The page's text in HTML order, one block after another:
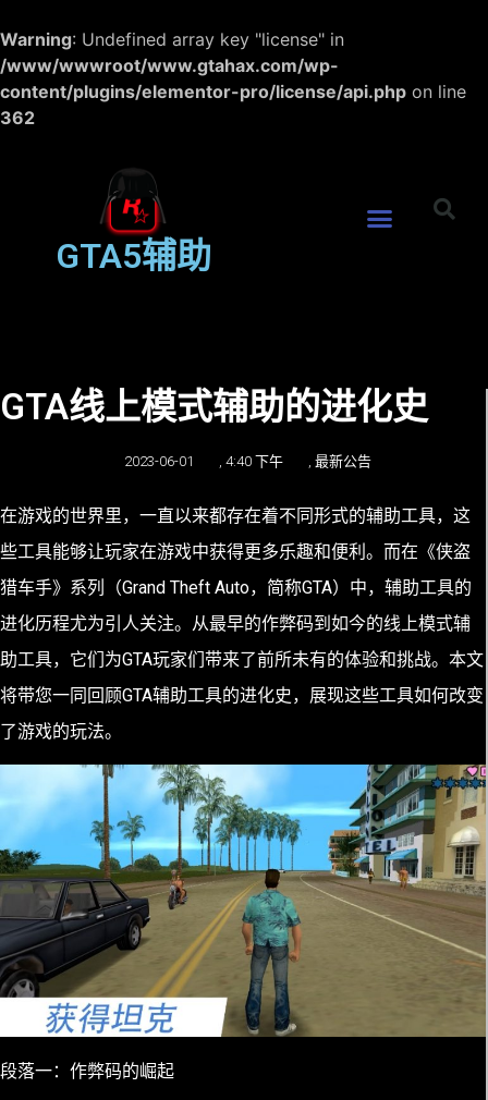
Warning: Undefined array key "license" in
/www/wwwroot/www.gtahax.com/wp-
content/plugins/elementor-pro/license/api.php on line
362
GTA5辅助
GTA线上模式辅助的进化史
2023-06-01 4:40 下午 最新公告
在游戏的世界里，一直以来都存在着不同形式的辅助工具，这
些工具能够让玩家在游戏中获得更多乐趣和便利。而在《侠盗
猎车手》系列（Grand Theft Auto，简称GTA）中，辅助工具的
进化历程尤为引人关注。从最早的作弊码到如今的线上模式辅
助工具，它们为GTA玩家们带来了前所未有的体验和挑战。本文
将带您一同回顾GTA辅助工具的进化史，展现这些工具如何改变
了游戏的玩法。
段落一：作弊码的崛起